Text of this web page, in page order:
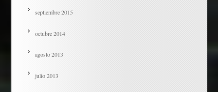
septiembre 2015
octubre 2014
agosto 2013
julio 2013